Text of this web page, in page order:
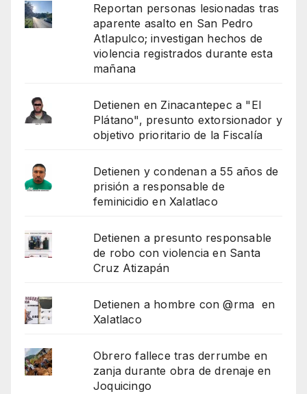
Reportan personas lesionadas tras
aparente asalto en San Pedro
Atlapulco; investigan hechos de
violencia registrados durante esta
mañana
Detienen en Zinacantepec a "El
Plátano", presunto extorsionador y
objetivo prioritario de la Fiscalía
Detienen y condenan a 55 años de
prisión a responsable de
feminicidio en Xalatlaco
Detienen a presunto responsable
de robo con violencia en Santa
Cruz Atizapán
Detienen a hombre con @rma en
Xalatlaco
Obrero fallece tras derrumbe en
zanja durante obra de drenaje en
Joquicingo